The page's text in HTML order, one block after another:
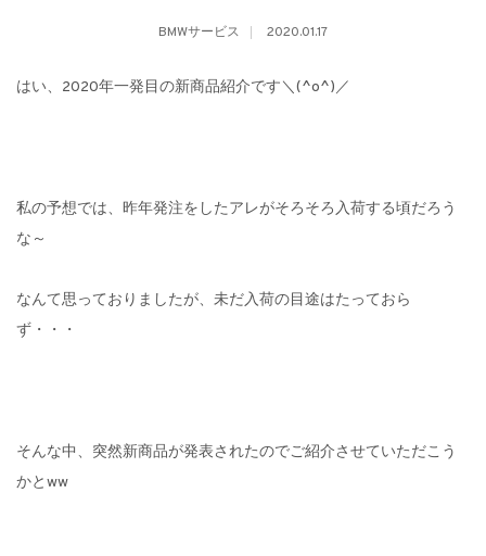
BMWサービス 2020.01.17
はい、2020年一発目の新商品紹介です＼(^o^)／
私の予想では、昨年発注をしたアレがそろそろ入荷する頃だろう
な～
なんて思っておりましたが、未だ入荷の目途はたっておら
ず・・・
そんな中、突然新商品が発表されたのでご紹介させていただこう
かとww